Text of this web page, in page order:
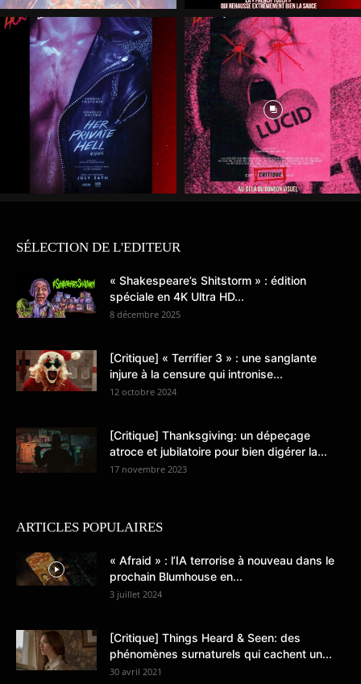
SÉLECTION DE L'EDITEUR
« Shakespeare’s Shitstorm » : édition
spéciale en 4K Ultra HD...
8 décembre 2025
[Critique] « Terrifier 3 » : une sanglante
injure à la censure qui intronise...
12 octobre 2024
[Critique] Thanksgiving: un dépeçage
atroce et jubilatoire pour bien digérer la...
17 novembre 2023
ARTICLES POPULAIRES
« Afraid » : l’IA terrorise à nouveau dans le
prochain Blumhouse en...
3 juillet 2024
[Critique] Things Heard & Seen: des
phénomènes surnaturels qui cachent un...
30 avril 2021